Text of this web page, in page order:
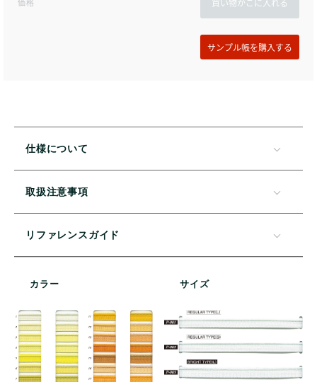
買い物かごに入れる
仕様について
取扱注意事項
リファレンスガイド
カラー サイズ